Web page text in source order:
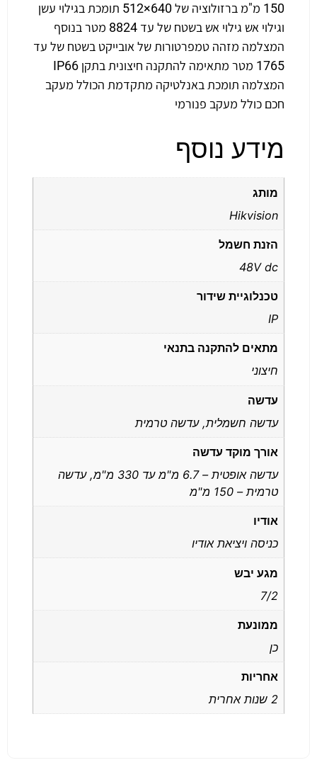
150 מ"מ ברזולוציה של 640×512 תומכת בגילוי עשן
וגילוי אש גילוי אש בשטח של עד 8824 מטר בנוסף
המצלמה מזהה טמפרטורות של אובייקט בשטח של עד
1765 מטר מתאימה להתקנה חיצונית בתקן IP66
המצלמה תומכת באנלטיקה מתקדמת הכולל מעקב
חכם כולל מעקב פנורמי
מידע נוסף
מותג
Hikvision
הזנת חשמל
48V dc
טכנלוגיית שידור
IP
מתאים להתקנה בתנאי
חיצוני
עדשה
עדשה חשמלית, עדשה טרמית
אורך מוקד עדשה
עדשה אופטית – 6.7 מ"מ עד 330 מ"מ, עדשה
טרמית – 150 מ"מ
אודיו
כניסה ויציאת אודיו
מגע יבש
7/2
ממונעת
כן
אחריות
2 שנות אחרית